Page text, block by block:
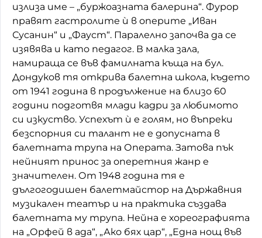
излиза име – „буржоазната балерина“. Фурор
правят гастролите ѝ в оперите „Иван
Сусанин“ и „Фауст“. Паралелно започва да се
изявява и като педагог. В малка зала,
намираща се във фамилната къща на бул.
Дондуков тя открива балетна школа, където
от 1941 година в продължение на близо 60
години подготвя млади кадри за любимото
си изкуство. Успехът ѝ е голям, но въпреки
безспорния си талант не е допусната в
балетната трупа на Операта. Затова пък
нейният принос за оперетния жанр е
значителен. От 1948 година тя е
дългогодишен балетмайстор на Държавния
музикален театър и на практика създава
балетната му трупа. Нейна е хореографията
на „Орфей в ада“, „Ако бях цар“, „Една нощ във